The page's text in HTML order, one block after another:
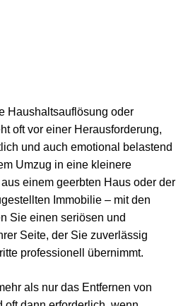
Haushaltsauflösung oder
oft vor einer Herausforderung,
und auch emotional belastend
Umzug in eine kleinere
einem geerbten Haus oder der
Immobilie – mit den
Sie einen seriösen und
Seite, der Sie zuverlässig
professionell übernimmt.
als nur das Entfernen von